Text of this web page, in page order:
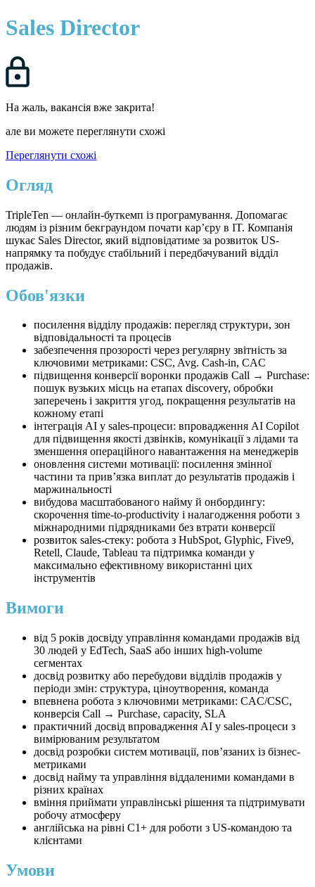
Sales Director
На жаль, вакансія вже закрита!
але ви можете переглянути схожі
Переглянути схожі
Огляд
TripleTen — онлайн-буткемп із програмування. Допомагає
людям із різним бекграундом почати кар’єру в IT. Компанія
шукає Sales Director, який відповідатиме за розвиток US-
напрямку та побудує стабільний і передбачуваний відділ
продажів.
Обов'язки
посилення відділу продажів: перегляд структури, зон
відповідальності та процесів
забезпечення прозорості через регулярну звітність за
ключовими метриками: CSC, Avg. Cash-in, CAC
підвищення конверсії воронки продажів Call → Purchase:
пошук вузьких місць на етапах discovery, обробки
заперечень і закриття угод, покращення результатів на
кожному етапі
інтеграція AI у sales-процеси: впровадження AI Copilot
для підвищення якості дзвінків, комунікації з лідами та
зменшення операційного навантаження на менеджерів
оновлення системи мотивації: посилення змінної
частини та прив’язка виплат до результатів продажів і
маржинальності
вибудова масштабованого найму й онбордингу:
скорочення time-to-productivity і налагодження роботи з
міжнародними підрядниками без втрати конверсії
розвиток sales-стеку: робота з HubSpot, Glyphic, Five9,
Retell, Claude, Tableau та підтримка команди у
максимально ефективному використанні цих
інструментів
Вимоги
від 5 років досвіду управління командами продажів від
30 людей у EdTech, SaaS або інших high-volume
сегментах
досвід розвитку або перебудови відділів продажів у
періоди змін: структура, ціноутворення, команда
впевнена робота з ключовими метриками: CAC/CSC,
конверсія Call → Purchase, capacity, SLA
практичний досвід впровадження AI у sales-процеси з
вимірюваним результатом
досвід розробки систем мотивації, пов’язаних із бізнес-
метриками
досвід найму та управління віддаленими командами в
різних країнах
вміння приймати управлінські рішення та підтримувати
робочу атмосферу
англійська на рівні C1+ для роботи з US-командою та
клієнтами
Умови